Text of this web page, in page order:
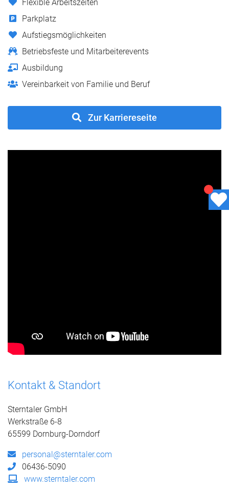
Flexible Arbeitszeiten
Parkplatz
Aufstiegsmöglichkeiten
Betriebsfeste und Mitarbeiterevents
Ausbildung
Vereinbarkeit von Familie und Beruf
Zur Karriereseite
Kontakt & Standort
Sterntaler GmbH
Werkstraße 6-8
65599 Dornburg-Dorndorf
personal@sterntaler.com
06436-5090
www.sterntaler.com